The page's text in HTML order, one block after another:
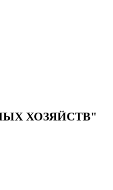
ХОЗЯЙСТВ"